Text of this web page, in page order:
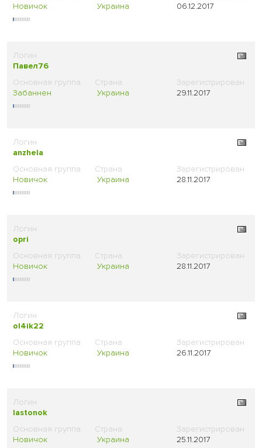
Новичок Украина 06.12.2017
Павел76
Забаннен Украина 29.11.2017
anzhela
Новичок Украина 28.11.2017
opri
Новичок Украина 28.11.2017
ol4ik22
Новичок Украина 26.11.2017
lastonok
Новичок Украина 25.11.2017